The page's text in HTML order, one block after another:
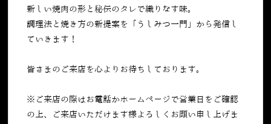
新しい焼肉の形と秘伝のタレで織りなす味。
調理法と焼き方の新提案を「うしみつ一門」から発信し
ていきます！
皆さまのご来店を心よりお待ちしております。
※ご来店の際はお電話かホームページで営業日をご確認
の上、ご来店いただけます様よろしくお願い申し上げま